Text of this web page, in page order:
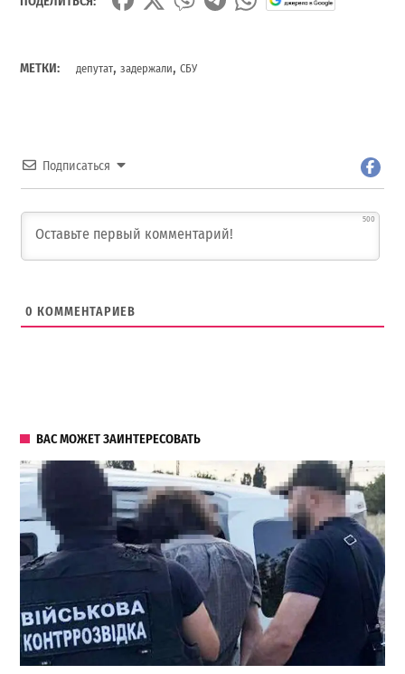
МЕТКИ: депутат,задержали,СБУ
Подписаться
500
0 КОММЕНТАРИЕВ
ВАС МОЖЕТ ЗАИНТЕРЕСОВАТЬ